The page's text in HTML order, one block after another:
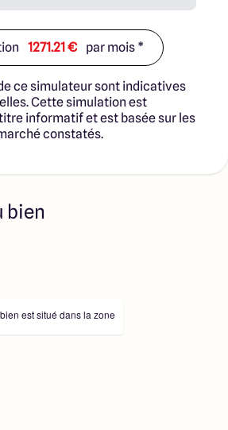
1271.21 € par mois *
ce simulateur sont indicatives
Cette simulation est
informatif et est basée sur les
constatés.
bien
est situé dans la zone